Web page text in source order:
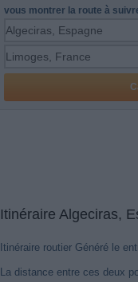
vous montrer la route à
Itinéraire Algeciras,
Itinéraire routier Généré le
La distance entre ces deux